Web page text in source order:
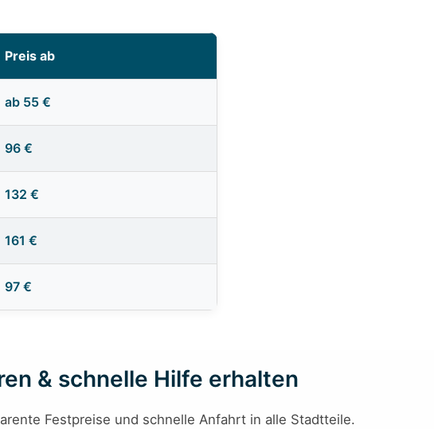
Preis ab
ab 55 €
96 €
132 €
161 €
97 €
& schnelle Hilfe erhalten
Festpreise und schnelle Anfahrt in alle Stadtteile.